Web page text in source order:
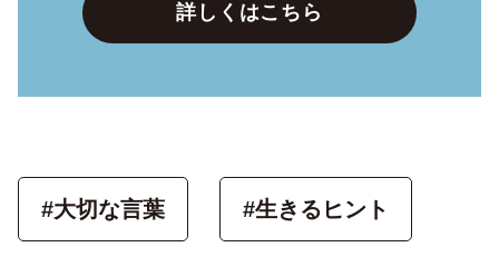
詳しくはこちら
#大切な言葉 #生きるヒント